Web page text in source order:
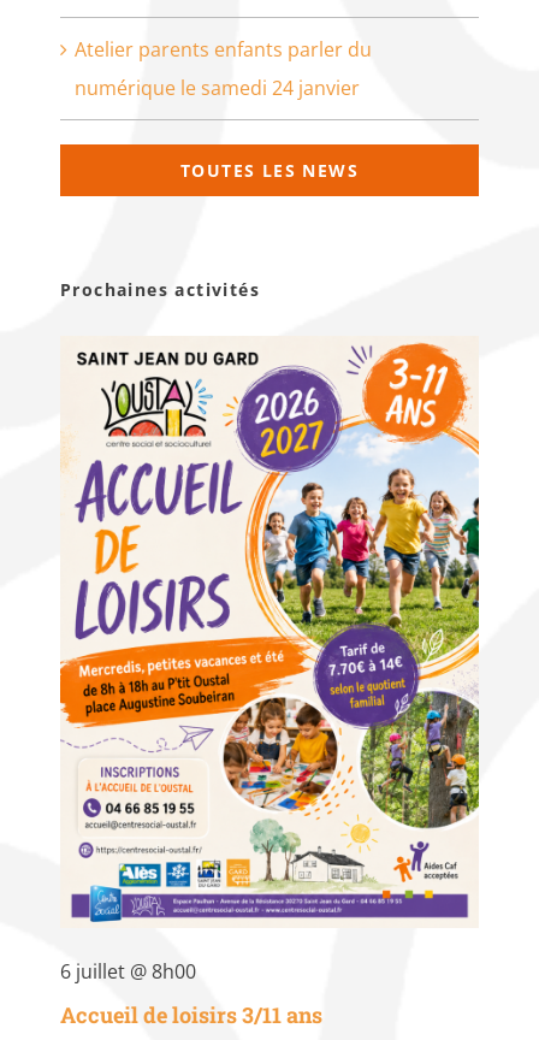
Atelier parents enfants parler du
numérique le samedi 24 janvier
TOUTES LES NEWS
Prochaines activités
6 juillet @ 8h00
Accueil de loisirs 3/11 ans